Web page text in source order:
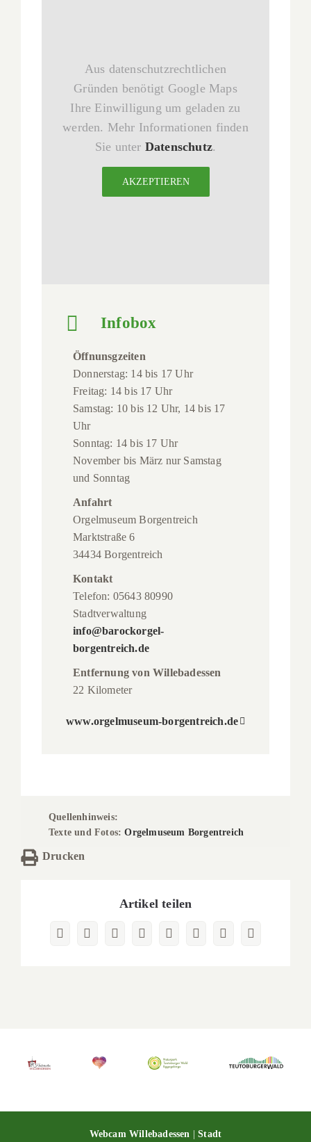
Aus datenschutzrechtlichen
Gründen benötigt Google Maps
Ihre Einwilligung um geladen zu
werden. Mehr Informationen finden
Sie unter Datenschutz.
AKZEPTIEREN
Infobox
Öffnunsgzeiten
Donnerstag: 14 bis 17 Uhr
Freitag: 14 bis 17 Uhr
Samstag: 10 bis 12 Uhr, 14 bis 17
Uhr
Sonntag: 14 bis 17 Uhr
November bis März nur Samstag
und Sonntag
Anfahrt
Orgelmuseum Borgentreich
Marktstraße 6
34434 Borgentreich
Kontakt
Telefon: 05643 80990
Stadtverwaltung
info@barockorgel-
borgentreich.de
Entfernung von Willebadessen
22 Kilometer
www.orgelmuseum-borgentreich.de
Quellenhinweis:
Texte und Fotos:Orgelmuseum Borgentreich
Drucken
Artikel teilen
Facebook
X RedditLinkedInWhatsApp
Pinterest
Vk
E-
Webcam Willebadessen |Stadt